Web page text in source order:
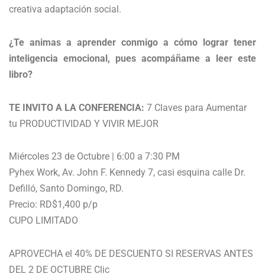
creativa adaptación social.
¿Te animas a aprender conmigo a cómo lograr tener
inteligencia emocional, pues acompáñame a leer este
libro?
TE INVITO A LA CONFERENCIA: 7 Claves para Aumentar
tu PRODUCTIVIDAD Y VIVIR MEJOR
Miércoles 23 de Octubre | 6:00 a 7:30 PM
Pyhex Work, Av. John F. Kennedy 7, casi esquina calle Dr.
Defilló, Santo Domingo, RD.
Precio: RD$1,400 p/p
CUPO LIMITADO
APROVECHA el 40% DE DESCUENTO SI RESERVAS ANTES
DEL 2 DE OCTUBRE Clic